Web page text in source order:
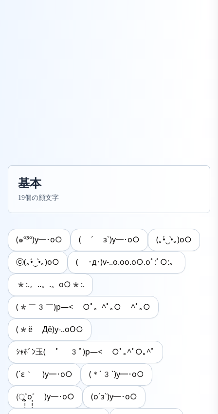
基本
19個の顔文字
(๑º³º)y━･o○ ( ´ з`)y━･o○ (｡•́‿•̀｡)o○
ⓒ(｡•́‿•̀｡)o○ ( ･д･)v-..o.oo.o○.oﾟ:ﾟ○:。
*:.。..。.。o○*:.
(*￣3￣)p―< ○ﾟ。^ﾟ｡○ ^ﾟ｡○
(*ё Дё)y-..oO○
ｼｬﾎﾞﾝ玉( ﾟ 3ﾟ)p―< ○ﾟ｡^ﾟ○｡^ﾟ
(´ε｀ )y━･o○ (＊´3`)y━･o○
(ू˃̣̣̣̣̣̣o˂̣̣̣̣̣̣ )y━･o○ (o´з`)y━･o○